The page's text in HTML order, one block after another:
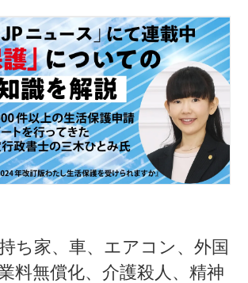
ち家、車、エアコン、外国
料無償化、介護殺人、精神